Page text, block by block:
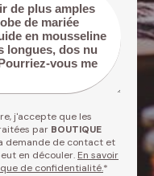
j'accepte que les
par BOUTIQUE
demande de contact et
en découler. En savoir
de confidentialité.*